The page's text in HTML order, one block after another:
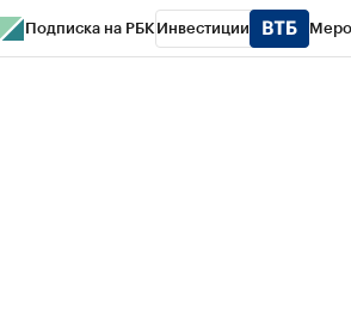
Подписка на РБК Инвестиции